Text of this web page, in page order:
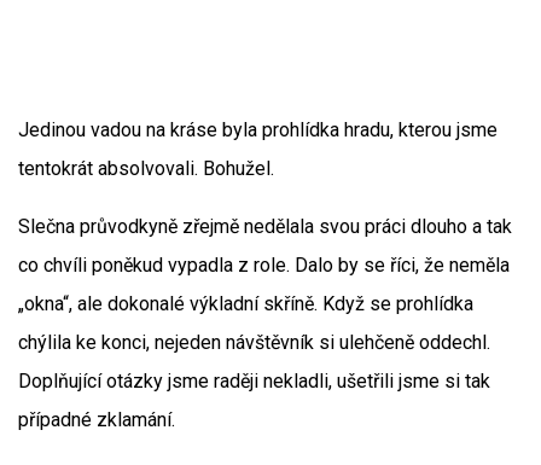
Jedinou vadou na kráse byla prohlídka hradu, kterou jsme
tentokrát absolvovali. Bohužel.
Slečna průvodkyně zřejmě nedělala svou práci dlouho a tak
co chvíli poněkud vypadla z role. Dalo by se říci, že neměla
„okna“, ale dokonalé výkladní skříně. Když se prohlídka
chýlila ke konci, nejeden návštěvník si ulehčeně oddechl.
Doplňující otázky jsme raději nekladli, ušetřili jsme si tak
případné zklamání.